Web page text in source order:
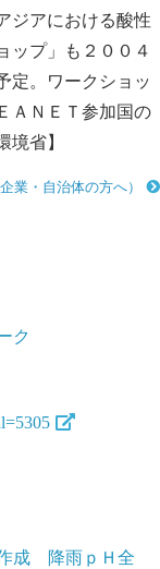
ジアにおける酸性
ップ」も２００４
定。
ワークショッ
ＡＮＥＴ参加国の
境省】
業・自治体の方へ）
ク
成 降雨ｐＨ全